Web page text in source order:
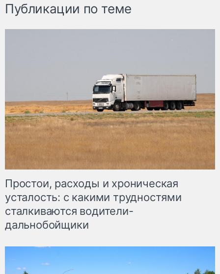
Публикации по теме
Простои, расходы и хроническая
усталость: с какими трудностями
сталкиваются водители-
дальнобойщики